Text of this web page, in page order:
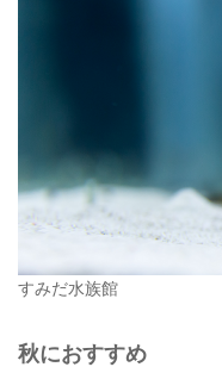
すみだ水族館
秋におすすめ